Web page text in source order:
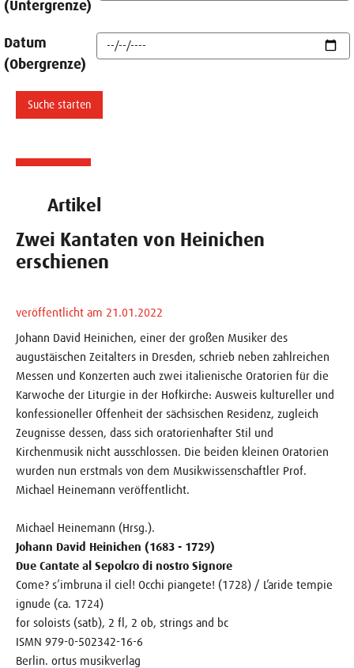
(Untergrenze)
Datum
(Obergrenze)
Artikel
Zwei Kantaten von Heinichen
erschienen
veröffentlicht am 21.01.2022
Johann David Heinichen, einer der großen Musiker des
augustäischen Zeitalters in Dresden, schrieb neben zahlreichen
Messen und Konzerten auch zwei italienische Oratorien für die
Karwoche der Liturgie in der Hofkirche: Ausweis kultureller und
konfessioneller Offen­heit der sächsischen Residenz, zugleich
Zeugnisse dessen, dass sich oratorienhafter Stil und
Kirchenmusik nicht ausschlossen. Die beiden kleinen Oratorien
wurden nun erstmals von dem Musikwissenschaftler Prof.
Michael Heinemann veröffentlicht.
Michael Heinemann (Hrsg.).
Johann David Heinichen (1683 - 1729)
Due Cantate al Sepolcro di nostro Signore
Come? s’imbruna il ciel! Occhi piangete! (1728) / L’aride tempie
ignude (ca. 1724)
for soloists (satb), 2 fl, 2 ob, strings and bc
ISMN 979-0-502342-16-6
Berlin. ortus musikverlag